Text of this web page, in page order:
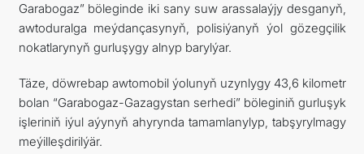
Garabogaz” böleginde iki sany suw arassalaýjy desganyň,
awtoduralga meýdançasynyň, polisiýanyň ýol gözegçilik
nokatlarynyň gurluşygy alnyp barylýar.
Täze, döwrebap awtomobil ýolunyň uzynlygy 43,6 kilometr
bolan “Garabogaz-Gazagystan serhedi” böleginiň gurluşyk
işleriniň iýul aýynyň ahyrynda tamamlanylyp, tabşyrylmagy
meýilleşdirilýär.